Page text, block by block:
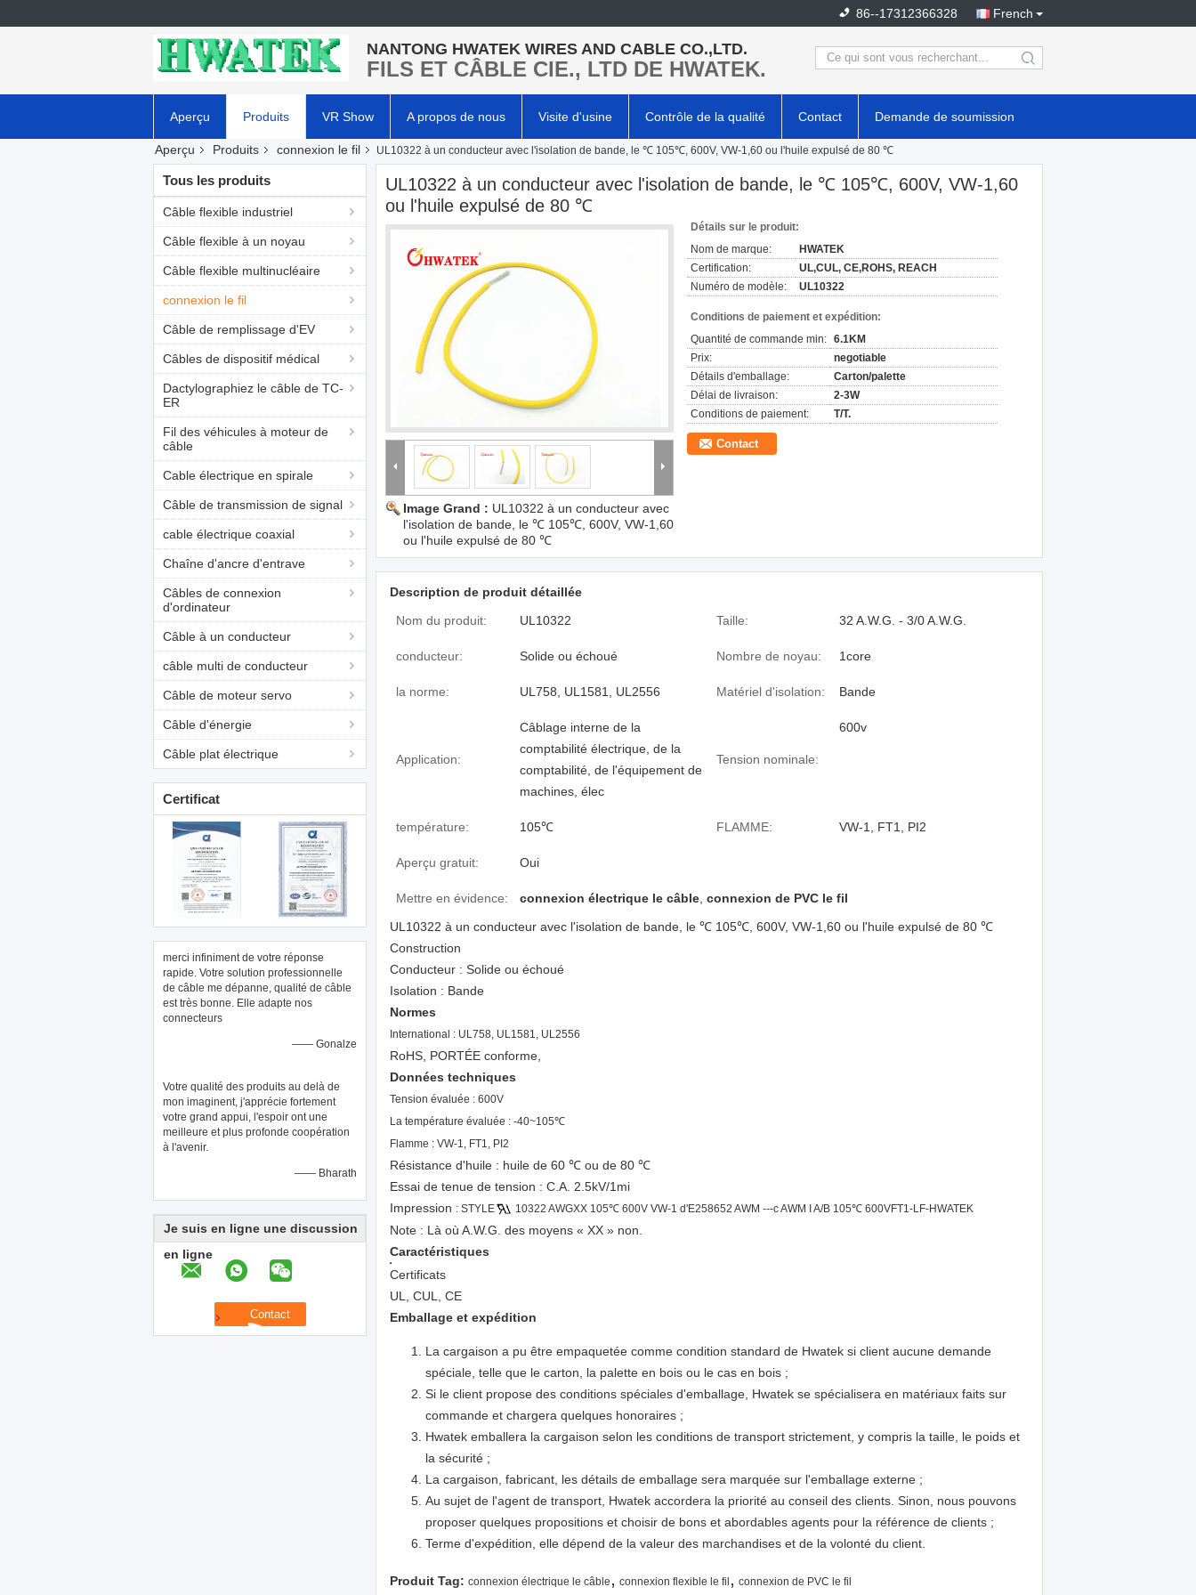
French
86--17312366328
NANTONG HWATEK WIRES AND CABLE CO.,LTD.
FILS ET CÂBLE CIE., LTD DE HWATEK. search
Aperçu Produits VR Show A propos de nous Visite d'usine Contrôle de la qualité Contact Demande de soumission
Aperçu Produits connexion le fil UL10322 à un conducteur avec l'isolation de bande, le ℃ 105℃, 600V, VW-1,60 ou l'huile expulsé de 80 ℃
Tous les produits
Câble flexible industriel
Câble flexible à un noyau
Câble flexible multinucléaire
connexion le fil
Câble de remplissage d'EV
Câbles de dispositif médical
Dactylographiez le câble de TC-
ER
Fil des véhicules à moteur de
câble
Cable électrique en spirale
Câble de transmission de signal
cable électrique coaxial
Chaîne d'ancre d'entrave
Câbles de connexion
d'ordinateur
Câble à un conducteur
câble multi de conducteur
Câble de moteur servo
Câble d'énergie
Câble plat électrique
Certificat
merci infiniment de votre réponse
rapide. Votre solution professionnelle
de câble me dépanne, qualité de câble
est très bonne. Elle adapte nos
connecteurs
—— Gonalze
Votre qualité des produits au delà de
mon imaginent, j'apprécie fortement
votre grand appui, l'espoir ont une
meilleure et plus profonde coopération
à l'avenir.
—— Bharath
Je suis en ligne une discussion
en ligne
UL10322 à un conducteur avec l'isolation de bande, le ℃ 105℃, 600V, VW-1,60
ou l'huile expulsé de 80 ℃
Image Grand : UL10322 à un conducteur avec
l'isolation de bande, le ℃ 105℃, 600V, VW-1,60
ou l'huile expulsé de 80 ℃
Détails sur le produit:
Nom de marque:
HWATEK
Certification:
UL,CUL, CE,ROHS, REACH
Numéro de modèle:
UL10322
Conditions de paiement et expédition:
Quantité de commande min: 6.1KM
Prix:
negotiable
Détails d'emballage:
Carton/palette
Délai de livraison:
2-3W
Conditions de paiement:
T/T.
Contact
Description de produit détaillée
Nom du produit:
UL10322 Taille: 32 A.W.G. - 3/0 A.W.G.
conducteur: Solide ou échoué Nombre de noyau: 1core
la norme: UL758, UL1581, UL2556 Matériel d'isolation: Bande
Application:
Câblage interne de la
comptabilité électrique, de la
comptabilité, de l'équipement de
machines, élec
Tension nominale:
600v
température: 105℃ FLAMME: VW-1, FT1, PI2
Aperçu gratuit: Oui
Mettre en évidence: connexion électrique le câble connexion de PVC le fil
UL10322 à un conducteur avec l'isolation de bande, le ℃ 105℃, 600V, VW-1,60 ou l'huile expulsé de 80 ℃
Construction
Conducteur : Solide ou échoué
Isolation : Bande
Normes
International : UL758, UL1581, UL2556
RoHS, PORTÉE conforme,
Données techniques
Tension évaluée : 600V
La température évaluée : -40~105℃
Flamme : VW-1, FT1, PI2
Résistance d'huile : huile de 60 ℃ ou de 80 ℃
Essai de tenue de tension : C.A. 2.5kV/1mi
Impression : STYLE 10322 AWGXX 105℃ 600V VW-1 d'E258652 AWM ---c AWM I A/B 105℃ 600VFT1-LF-HWATEK
Note : Là où A.W.G. des moyens « XX » non.
Caractéristiques
Certificats
UL, CUL, CE
Emballage et expédition
La cargaison a pu être empaquetée comme condition standard de Hwatek si client aucune demande
spéciale, telle que le carton, la palette en bois ou le cas en bois ;
Si le client propose des conditions spéciales d'emballage, Hwatek se spécialisera en matériaux faits sur
commande et chargera quelques honoraires ;
Hwatek emballera la cargaison selon les conditions de transport strictement, y compris la taille, le poids et
la sécurité ;
La cargaison, fabricant, les détails de emballage sera marquée sur l'emballage externe ;
Au sujet de l'agent de transport, Hwatek accordera la priorité au conseil des clients. Sinon, nous pouvons
proposer quelques propositions et choisir de bons et abordables agents pour la référence de clients ;
Terme d'expédition, elle dépend de la valeur des marchandises et de la volonté du client.
Produit Tag: connexion électrique le câble , connexion flexible le fil , connexion de PVC le fil